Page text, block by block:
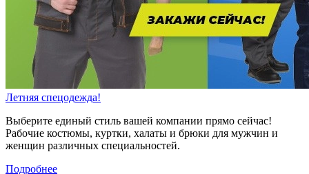
Летняя спецодежда!
Выберите единый стиль вашей компании прямо сейчас!
Рабочие костюмы, куртки, халаты и брюки для мужчин и
женщин различных специальностей.
Подробнее